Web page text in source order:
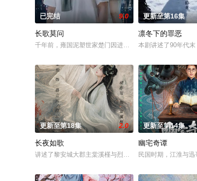
已完结 9.0
长歌莫问
千年前，雍国泥塑世家楚门因进贡的“十二生肖”离奇流血
更新至第16集
凛冬下的罪恶
本剧讲述了90年代
更新至第18集 2.0
长夜如歌
讲述了黎安城大郡主棠溪槿与烈云峥之间曲折动人的情
更新至第14集
幽宅奇谭
民国时期，江淮与迅